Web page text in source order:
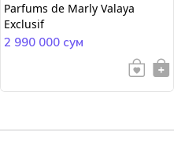
Parfums de Marly Valaya
Exclusif
2 990 000 сум